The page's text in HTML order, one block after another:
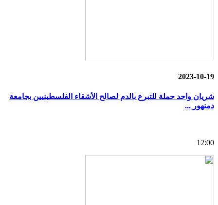
2023-10-19
شريان واحد حملة للتبرع بالدم لصالح الأشقاء الفلسطينيين بجامعة
دمنهور ...
12:00